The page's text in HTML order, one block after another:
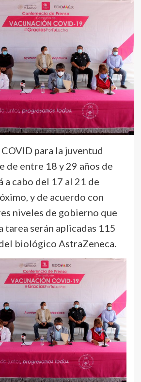
para la juventud
de entre 18 y 29 años de
a cabo del 17 al 21 de
y de acuerdo con
niveles de gobierno que
tarea serán aplicadas 115
biológico AstraZeneca.